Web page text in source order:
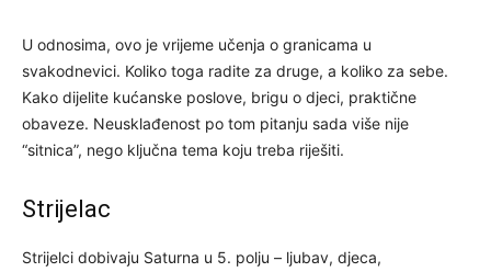
U odnosima, ovo je vrijeme učenja o granicama u
svakodnevici. Koliko toga radite za druge, a koliko za sebe.
Kako dijelite kućanske poslove, brigu o djeci, praktične
obaveze. Neusklađenost po tom pitanju sada više nije
“sitnica”, nego ključna tema koju treba riješiti.
Strijelac
Strijelci dobivaju Saturna u 5. polju – ljubav, djeca,